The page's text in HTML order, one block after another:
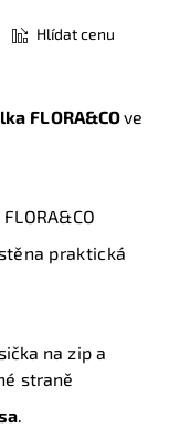
Hlídat cenu
FLORA&COve
praktická
na zip a
straně
.